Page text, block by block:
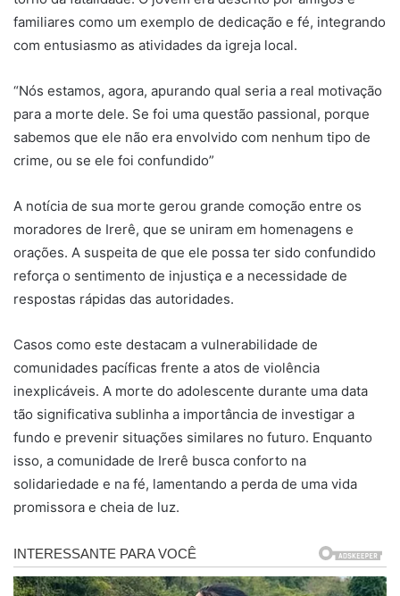
familiares como um exemplo de dedicação e fé, integrando
com entusiasmo as atividades da igreja local.
“Nós estamos, agora, apurando qual seria a real motivação
para a morte dele. Se foi uma questão passional, porque
sabemos que ele não era envolvido com nenhum tipo de
crime, ou se ele foi confundido”
A notícia de sua morte gerou grande comoção entre os
moradores de Irerê, que se uniram em homenagens e
orações. A suspeita de que ele possa ter sido confundido
reforça o sentimento de injustiça e a necessidade de
respostas rápidas das autoridades.
Casos como este destacam a vulnerabilidade de
comunidades pacíficas frente a atos de violência
inexplicáveis. A morte do adolescente durante uma data
tão significativa sublinha a importância de investigar a
fundo e prevenir situações similares no futuro. Enquanto
isso, a comunidade de Irerê busca conforto na
solidariedade e na fé, lamentando a perda de uma vida
promissora e cheia de luz.